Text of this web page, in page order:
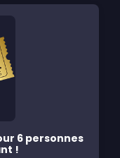
6 personnes
!